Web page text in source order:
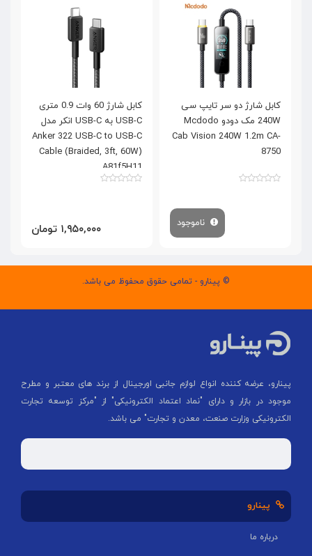
کابل شارژ 60 وات 0.9 متری
USB-C به USB-C انکر مدل
Anker 322 USB-C to USB-C
Cable (Braided, 3ft, 60W)
A81f5H11
۱,۹۵۰,۰۰۰ تومان
کابل شارژ دو سر تایپ سی
240W مک دودو Mcdodo
Cab Vision 240W 1.2m CA-
8750
ناموجود
© پینارو - تمامی حقوق محفوظ می باشد.
پینارو، عرضه کننده انواع لوازم جانبی اورجینال از برند های معتبر و مطرح
موجود در بازار و دارای "نماد اعتماد الکترونیکی" از "مركز توسعه تجارت
الكترونیكی وزارت صنعت، معدن و تجارت" می باشد.
پینارو
درباره ما